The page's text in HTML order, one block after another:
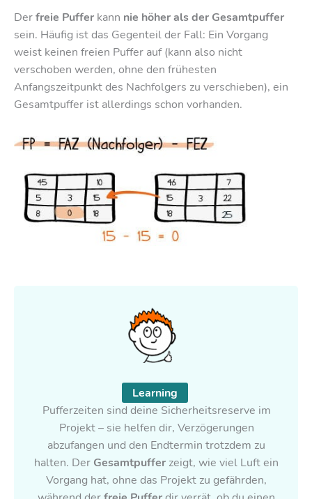
Derfreie Puffer kann nie höher als der Gesamtpuffer
sein. Häufig ist das Gegenteil der Fall: Ein Vorgang
weist keinen freien Puffer auf (kann also nicht
verschoben werden, ohne den frühesten
Anfangszeitpunkt des Nachfolgers zu verschieben), ein
Gesamtpuffer ist allerdings schon vorhanden.
Learning
Pufferzeiten sind deine Sicherheitsreserve im
Projekt – sie helfen dir, Verzögerungen
abzufangen und den Endtermin trotzdem zu
halten. Der Gesamtpuffer zeigt, wie viel Luft ein
Vorgang hat, ohne das Projekt zu gefährden,